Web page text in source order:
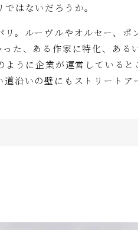
はないだろうか。
。ルーヴルやオルセー、
た、ある作家に特化、ある
うに企業が運営している
沿いの壁にもストリート